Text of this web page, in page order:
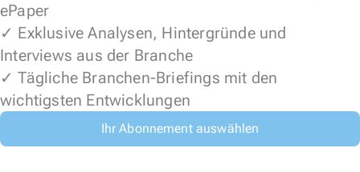
ePaper
✓ Exklusive Analysen, Hintergründe und
Interviews aus der Branche
✓ Tägliche Branchen-Briefings mit den
wichtigsten Entwicklungen
Ihr Abonnement auswählen